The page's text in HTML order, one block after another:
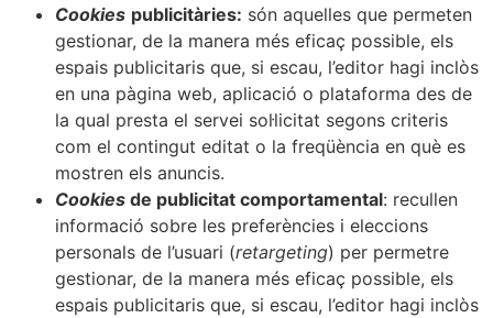
Cookies publicitàries: són aquelles que permeten
gestionar, de la manera més eficaç possible, els
espais publicitaris que, si escau, l’editor hagi inclòs
en una pàgina web, aplicació o plataforma des de
la qual presta el servei sol·licitat segons criteris
com el contingut editat o la freqüència en què es
mostren els anuncis.
Cookies de publicitat comportamental: recullen
informació sobre les preferències i eleccions
personals de l’usuari (retargeting) per permetre
gestionar, de la manera més eficaç possible, els
espais publicitaris que, si escau, l’editor hagi inclòs